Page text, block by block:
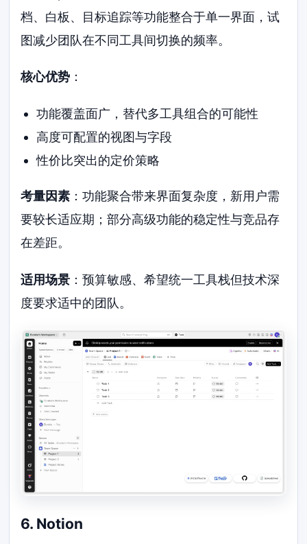
档、白板、目标追踪等功能整合于单一界面，试
图减少团队在不同工具间切换的频率。
核心优势 ：
功能覆盖面广，替代多工具组合的可能性
高度可配置的视图与字段
性价比突出的定价策略
考量因素 ：功能聚合带来界面复杂度，新用户需
要较长适应期；部分高级功能的稳定性与竞品存
在差距。
适用场景 ：预算敏感、希望统一工具栈但技术深
度要求适中的团队。
6. Notion